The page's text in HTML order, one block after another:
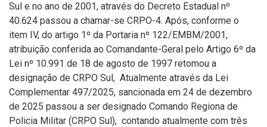
Sul e no ano de 2001, através do Decreto Estadual nº
40.624 passou a chamar-se CRPO-4. Após, conforme o
item IV, do artigo 1º da Portaria nº 122/EMBM/2001,
atribuição conferida ao Comandante-Geral pelo Artigo 6º da
Lei nº 10.991 de 18 de agosto de 1997 retomou a
designação de CRPO Sul, Atualmente através da Lei
Complementar 497/2025, sancionada em 24 de dezembro
de 2025 passou a ser designado Comando Regiona de
Policia Militar (CRPO Sul), contando atualmente com três